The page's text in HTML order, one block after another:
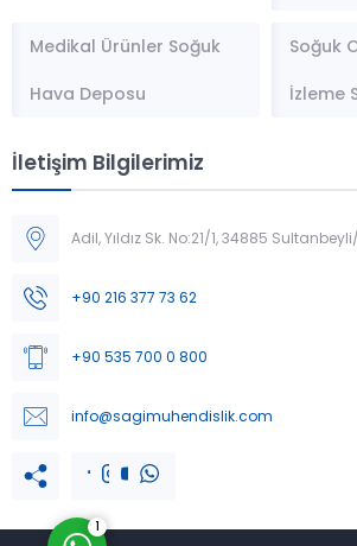
Medikal Ürünler Soğuk
Hava Deposu
Soğuk
İzleme
İletişim Bilgilerimiz
Adil, Yıldız Sk. No:21/1, 34885
+90 216 377 73 62
+90 535 700 0 800
info@sagimuhendislik.com
Müşteri Temsilcisi
1